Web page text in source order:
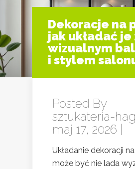
Dekoracje na
jak układać je
wizualnym
i stylem
Posted By
sztukateria-
maj 17, 2026 |
Układanie dekoracji
może być nie lada